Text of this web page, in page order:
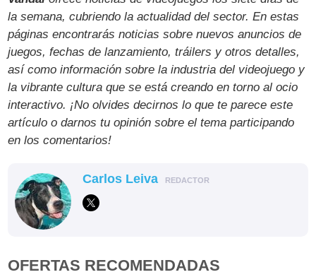
la semana, cubriendo la actualidad del sector. En estas
páginas encontrarás noticias sobre nuevos anuncios de
juegos, fechas de lanzamiento, tráilers y otros detalles,
así como información sobre la industria del videojuego y
la vibrante cultura que se está creando en torno al ocio
interactivo. ¡No olvides decirnos lo que te parece este
artículo o darnos tu opinión sobre el tema participando
en los comentarios!
Carlos Leiva REDACTOR
OFERTAS RECOMENDADAS